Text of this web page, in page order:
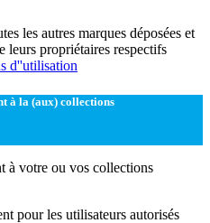
les autres marques déposées et
leurs propriétaires respectifs
d''utilisation
à la (aux) collections
à votre ou vos collections
pour les utilisateurs autorisés